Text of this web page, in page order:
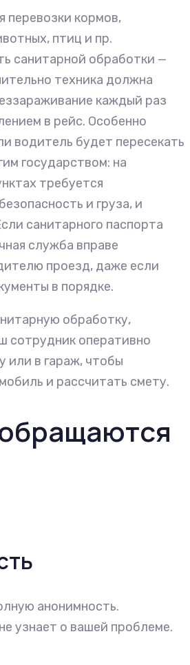
перевозки кормов,
птиц и пр.
санитарной обработки —
техника должна
каждый раз
в рейс. Особенно
водитель будет пересекать
государством: на
требуется
и груза, и
санитарного паспорта
служба вправе
проезд, даже если
в порядке.
обработку,
сотрудник оперативно
или в гараж, чтобы
и рассчитать смету.
анонимность.
узнает о вашей проблеме.